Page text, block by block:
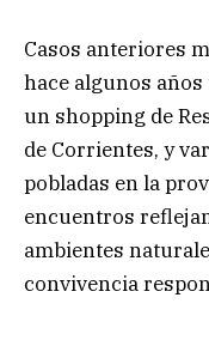
Casos anteriores
hace algunos
un shopping de
de Corrientes, y
pobladas en la
encuentros
ambientes
convivencia